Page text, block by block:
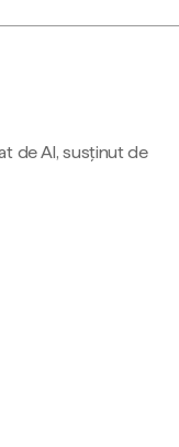
de AI, susținut de